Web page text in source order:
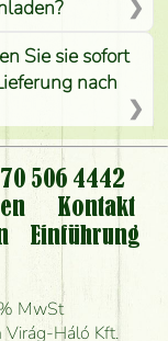
Sie sie sofort
nach
persönlich
möglich?
mit Lieferung
506 4442
Kontakt
Einführung
MwSt
Virág-Háló Kft.